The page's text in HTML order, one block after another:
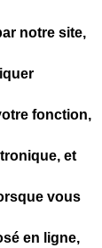
notre site,
fonction,
et
vous
en ligne,